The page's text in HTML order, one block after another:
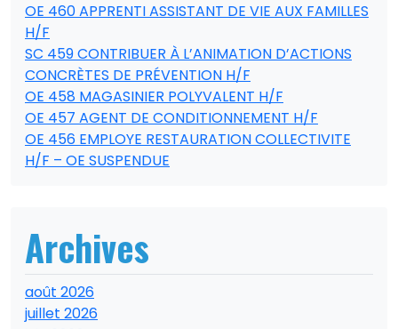
OE 460 APPRENTI ASSISTANT DE VIE AUX FAMILLES
H/F
SC 459 CONTRIBUER À L’ANIMATION D’ACTIONS
CONCRÈTES DE PRÉVENTION H/F
OE 458 MAGASINIER POLYVALENT H/F
OE 457 AGENT DE CONDITIONNEMENT H/F
OE 456 EMPLOYE RESTAURATION COLLECTIVITE
H/F – OE SUSPENDUE
Archives
août 2026
juillet 2026